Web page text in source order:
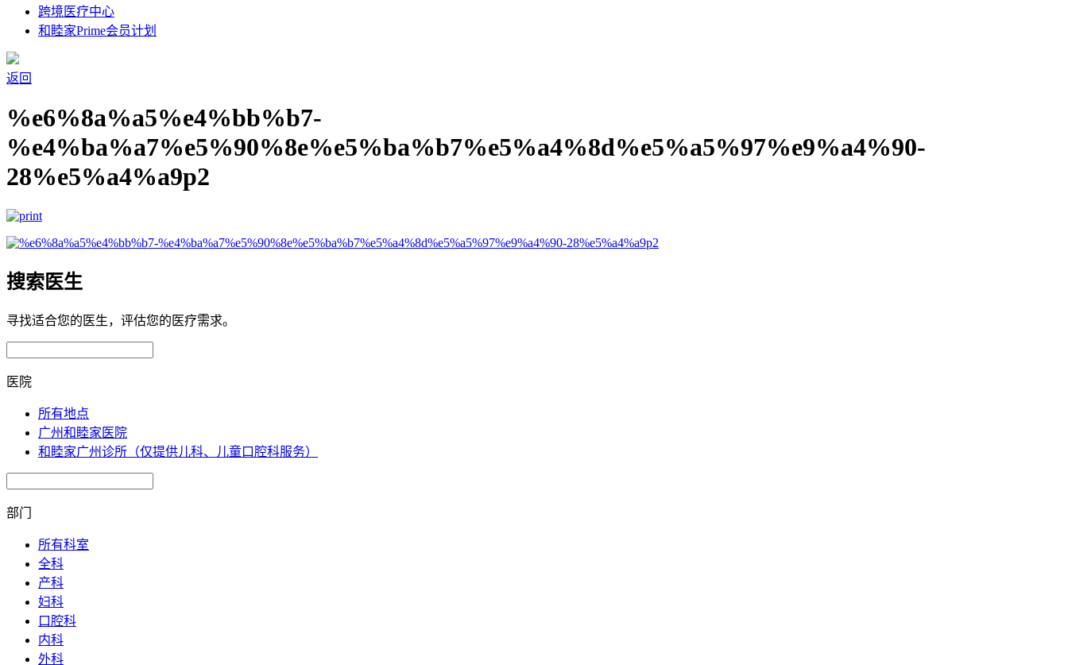
跨境医疗中心
和睦家Prime会员计划
返回
%e6%8a%a5%e4%bb%b7-
%e4%ba%a7%e5%90%8e%e5%ba%b7%e5%a4%8d%e5%a5%97%e9%a4%90-
28%e5%a4%a9p2
搜索医生
寻找适合您的医生，评估您的医疗需求。
医院
所有地点
广州和睦家医院
和睦家广州诊所（仅提供儿科、儿童口腔科服务）
部门
所有科室
全科
产科
妇科
口腔科
内科
外科